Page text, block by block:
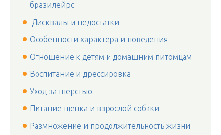
бразилейро
Дисквалы и недостатки
Особенности характера и поведения
Отношение к детям и домашним питомцам
Воспитание и дрессировка
Уход за шерстью
Питание щенка и взрослой собаки
Размножение и продолжительность жизни